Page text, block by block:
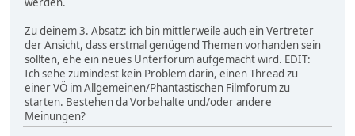
Zu deinem 3. Absatz: ich bin mittlerweile auch ein Vertreter
der Ansicht, dass erstmal genügend Themen vorhanden sein
sollten, ehe ein neues Unterforum aufgemacht wird. EDIT:
Ich sehe zumindest kein Problem darin, einen Thread zu
einer VÖ im Allgemeinen/Phantastischen Filmforum zu
starten. Bestehen da Vorbehalte und/oder andere
Meinungen?